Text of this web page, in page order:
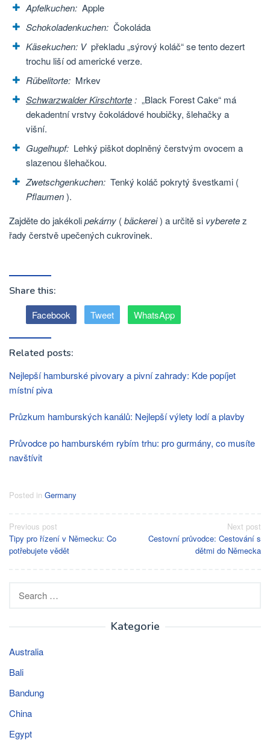
Apfelkuchen: Apple
Schokoladenkuchen: Čokoláda
Käsekuchen: Vpřekladu „sýrový koláč“ se tento dezert
trochu liší od americké verze.
Rübelitorte: Mrkev
Schwarzwalder Kirschtorte : „Black Forest Cake“ má
dekadentní vrstvy čokoládové houbičky, šlehačky a
višní.
Gugelhupf: Lehký piškot doplněný čerstvým ovocem a
slazenou šlehačkou.
Zwetschgenkuchen: Tenký koláč pokrytý švestkami (
Pflaumen).
Zajděte do jakékolipekárny (bäckerei) a určitě si vyberetez
řady čerstvě upečených cukrovinek.
Share this:
Facebook Tweet WhatsApp
Related posts:
Nejlepší hamburské pivovary a pivní zahrady: Kde popíjet
místní piva
Průzkum hamburských kanálů: Nejlepší výlety lodí a plavby
Průvodce po hamburském rybím trhu: pro gurmány, co musíte
navštívit
Posted in Germany
Post
navigation
Previous post
Tipy pro řízení v Německu: Co
potřebujete vědět
Next post
Cestovní průvodce: Cestování s
dětmi do Německa
for:
Kategorie
Australia
Bali
Bandung
China
Egypt